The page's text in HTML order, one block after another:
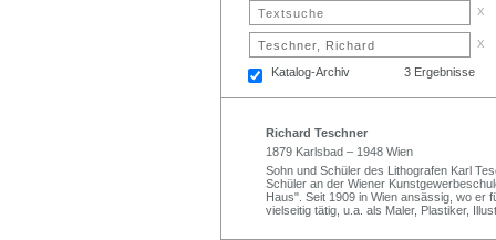
x
x
Katalog-Archiv 3 Ergebnisse
Richard Teschner
1879 Karlsbad – 1948 Wien
Sohn und Schüler des Lithografen Karl
Schüler an der Wiener
Haus". Seit 1909 in Wien ansässig, wo er
vielseitig tätig, u.a. als Maler, Plastiker,